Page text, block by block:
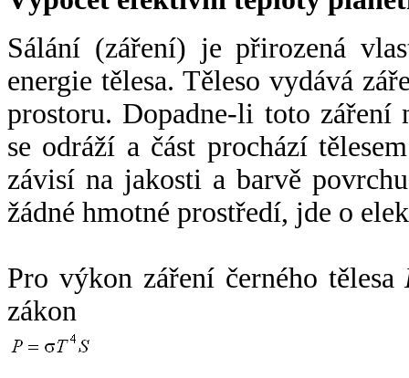
Sálání (záření) je přirozená
energie tělesa. Těleso vydává
prostoru. Dopadne-li toto záření
se odráží a část prochází
závisí na jakosti a barvě
žádné hmotné prostředí, jde o
Pro výkon záření černého tělesa
zákon